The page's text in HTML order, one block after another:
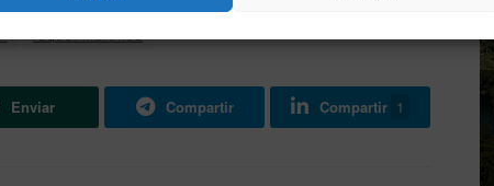
Enviar Compartir Compartir 1